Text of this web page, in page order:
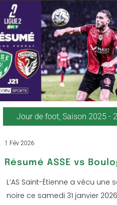
Jour de foot, Saison 2025 -
1 Fév 2026
Résumé ASSE vs
L’AS Saint-Étienne a vécu une
noire ce samedi 31 janvier